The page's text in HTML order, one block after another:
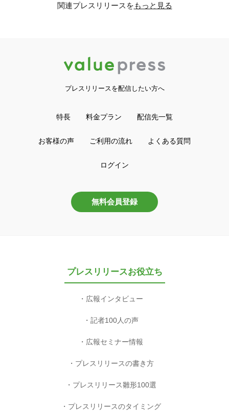
関連プレスリリースをもっと見る
プレスリリースを配信したい方へ
特長 料金プラン 配信先一覧
お客様の声 ご利用の流れ よくある質問
ログイン
無料会員登録
プレスリリースお役立ち
広報インタビュー
記者100人の声
広報セミナー情報
プレスリリースの書き方
プレスリリース雛形100選
プレスリリースのタイミング